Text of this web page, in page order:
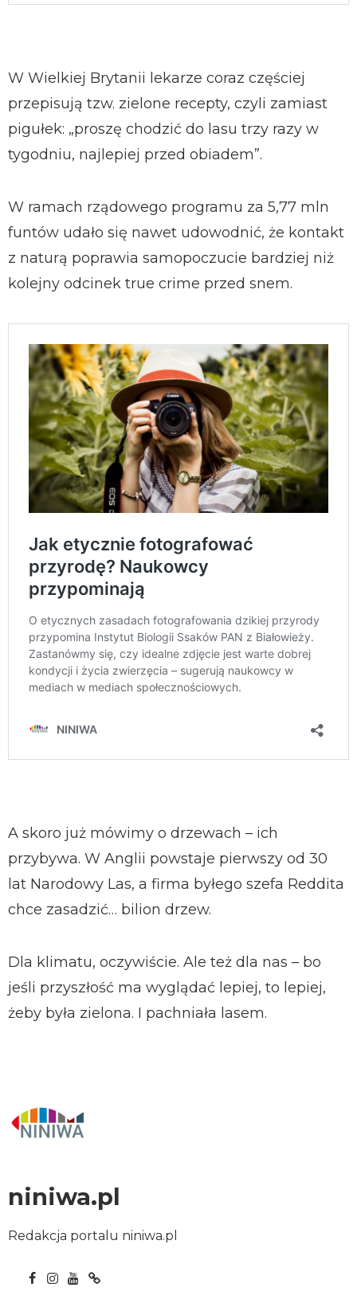
W Wielkiej Brytanii lekarze coraz częściej
przepisują tzw. zielone recepty, czyli zamiast
pigułek: „proszę chodzić do lasu trzy razy w
tygodniu, najlepiej przed obiadem”.
W ramach rządowego programu za 5,77 mln
funtów udało się nawet udowodnić, że kontakt
z naturą poprawia samopoczucie bardziej niż
kolejny odcinek true crime przed snem.
A skoro już mówimy o drzewach – ich
przybywa. W Anglii powstaje pierwszy od 30
lat Narodowy Las, a firma byłego szefa Reddita
chce zasadzić… bilion drzew.
Dla klimatu, oczywiście. Ale też dla nas – bo
jeśli przyszłość ma wyglądać lepiej, to lepiej,
żeby była zielona. I pachniała lasem.
niniwa.pl
Redakcja portalu niniwa.pl